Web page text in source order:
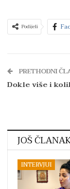
Podijeli
PRETHODNI
Dokle više i
JOŠ
INTERVJUI